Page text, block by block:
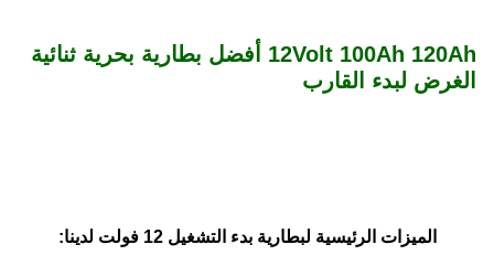
12Volt 100Ah 120Ah أفضل بطارية بحرية ثنائية
الغرض لبدء القارب
الميزات الرئيسية لبطارية بدء التشغيل 12 فولت لدينا: